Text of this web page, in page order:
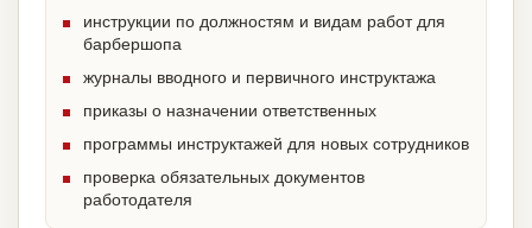
инструкции по должностям и видам работ для
барбершопа
журналы вводного и первичного инструктажа
приказы о назначении ответственных
программы инструктажей для новых сотрудников
проверка обязательных документов
работодателя